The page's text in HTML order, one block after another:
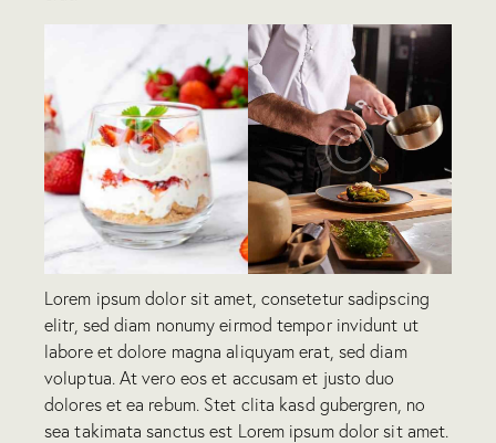
Lorem ipsum dolor sit amet, consetetur sadipscing
elitr, sed diam nonumy eirmod tempor invidunt ut
labore et dolore magna aliquyam erat, sed diam
voluptua. At vero eos et accusam et justo duo
dolores et ea rebum. Stet clita kasd gubergren, no
sea takimata sanctus est Lorem ipsum dolor sit amet.